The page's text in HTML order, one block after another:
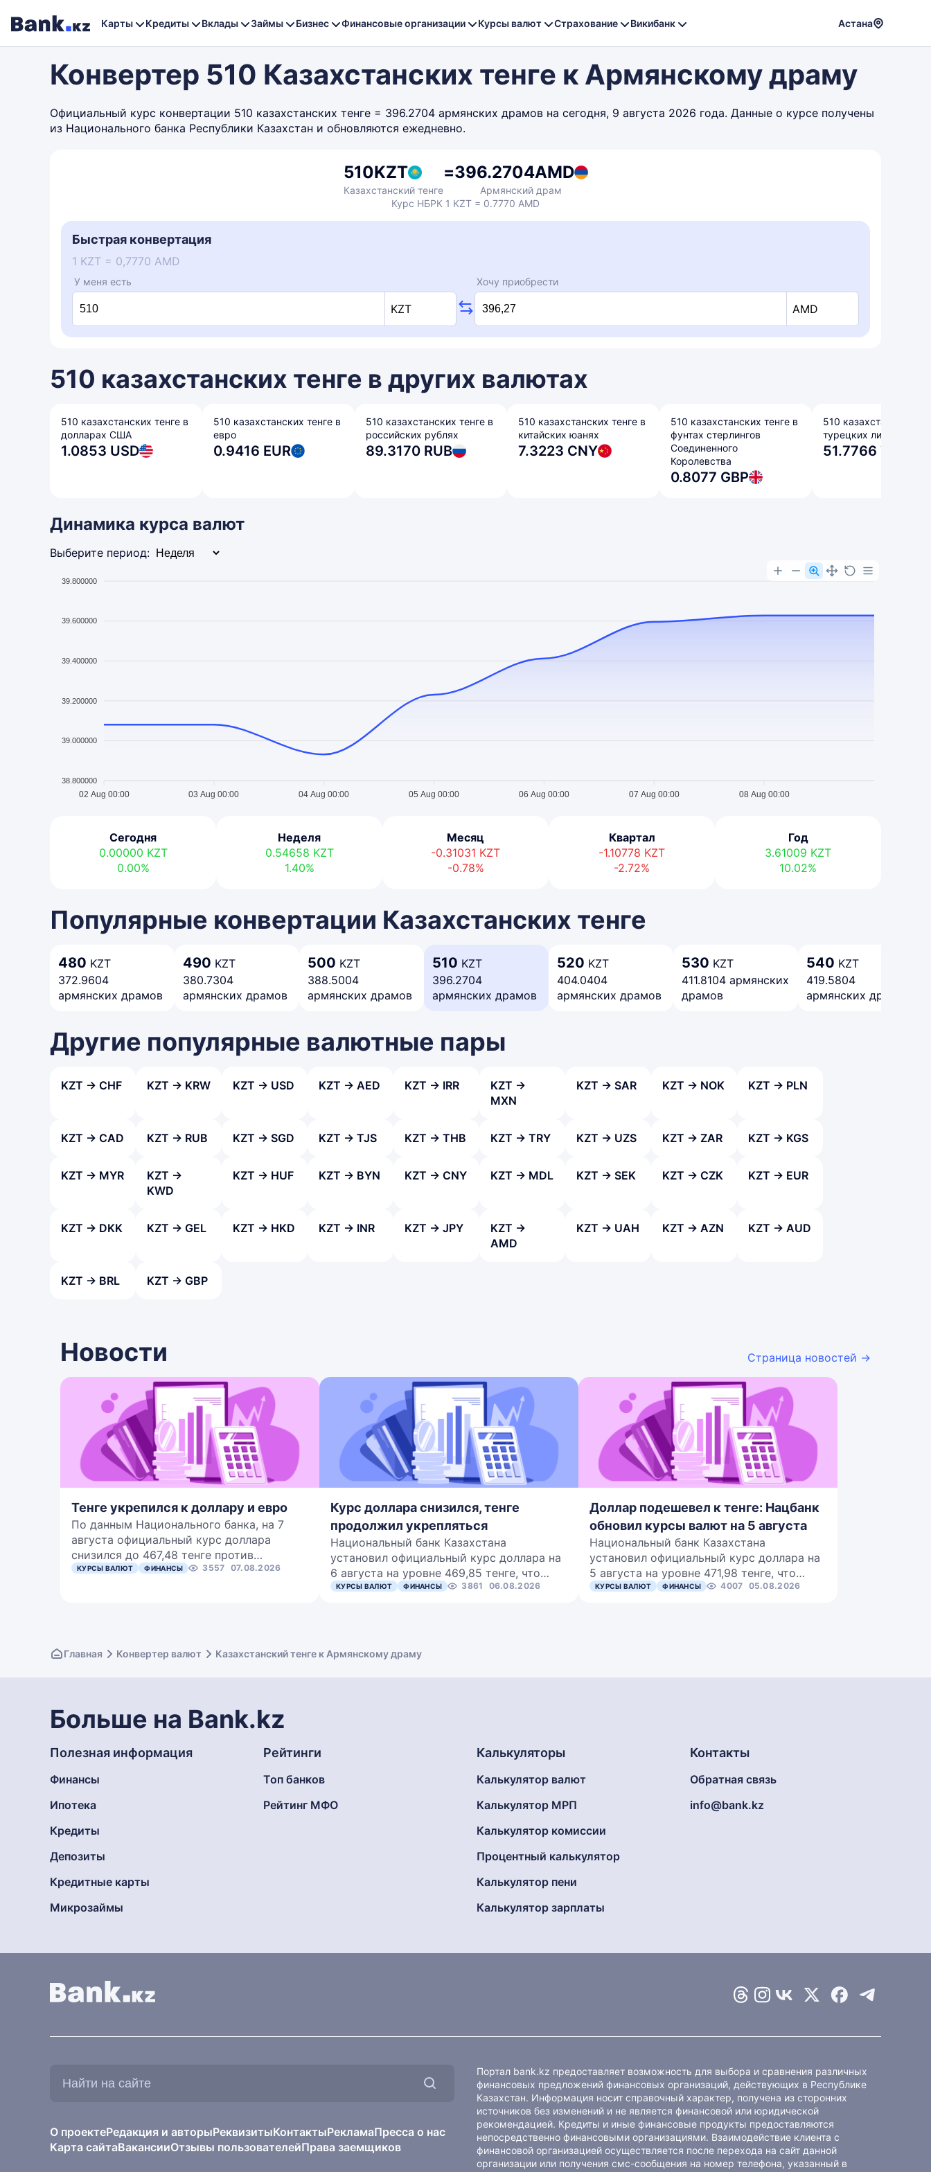
Карты Кредиты Вклады Займы Бизнес Финансовые организации Курсы валют Страхование Викибанк Астана
Конвертер 510 Казахстанских тенге к Армянскому драму
Официальный курс конвертации 510 казахстанских тенге = 396.2704 армянских драмов на сегодня, 9 августа 2026 года. Данные о курсе получены
из Национального банка Республики Казахстан и обновляются ежедневно.
510KZT
Казахстанский тенге
=396.2704AMD
Армянский драм
Курс НБРК 1 KZT = 0.7770 AMD
Быстрая конвертация
1 KZT = 0,7770 AMD
У меня есть
KZT
Хочу приобрести
AMD
510 казахстанских тенге в других валютах
510 казахстанских тенге в
долларах США
1.0853 USD
510 казахстанских тенге в
евро
0.9416 EUR
510 казахстанских тенге в
российских рублях
89.3170 RUB
510 казахстанских тенге в
китайских юанях
7.3223 CNY
510 казахстанских тенге в
фунтах стерлингов
Соединенного
Королевства
0.8077 GBP
510 казахстанских
турецких лирах
51.7766 TRY
Динамика курса валют
Выберите период:
39.800000
39.600000
39.400000
39.200000
39.000000
38.800000
02 Aug 00:00 03 Aug 00:00 04 Aug 00:00 05 Aug 00:00 06 Aug 00:00 07 Aug 00:00 08 Aug 00:00
Сегодня
0.00000 KZT
0.00%
Неделя
0.54658 KZT
1.40%
Месяц
-0.31031 KZT
-0.78%
Квартал
-1.10778 KZT
-2.72%
Год
3.61009 KZT
10.02%
Популярные конвертации Казахстанских тенге
480 KZT
372.9604
армянских драмов
490 KZT
380.7304
армянских драмов
500 KZT
388.5004
армянских драмов
510 KZT
396.2704
армянских драмов
520 KZT
404.0404
армянских драмов
530 KZT
411.8104 армянских
драмов
540 KZT
419.5804
армянских драмов
Другие популярные валютные пары
KZT → CHF KZT → KRW KZT → USD KZT → AED KZT → IRR
KZT →
MXN
KZT → SAR KZT → NOK KZT → PLN
KZT → CAD KZT → RUB KZT → SGD KZT → TJS KZT → THB KZT → TRY KZT → UZS KZT → ZAR KZT → KGS
KZT → MYR
KZT →
KWD
KZT → HUF KZT → BYN KZT → CNY KZT → MDL KZT → SEK KZT → CZK KZT → EUR
KZT → DKK KZT → GEL KZT → HKD KZT → INR KZT → JPY
KZT →
AMD
KZT → UAH KZT → AZN KZT → AUD
KZT → BRL KZT → GBP
Новости Страница новостей →
Тенге укрепился к доллару и евро
По данным Национального банка, на 7
августа официальный курс доллара
снизился до 467,48 тенге против…
КУРСЫ ВАЛЮТ ФИНАНСЫ 3557 07.08.2026
Курс доллара снизился, тенге
продолжил укрепляться
Национальный банк Казахстана
установил официальный курс доллара на
6 августа на уровне 469,85 тенге, что…
КУРСЫ ВАЛЮТ ФИНАНСЫ 3861 06.08.2026
Доллар подешевел к тенге: Нацбанк
обновил курсы валют на 5 августа
Национальный банк Казахстана
установил официальный курс доллара на
5 августа на уровне 471,98 тенге, что…
КУРСЫ ВАЛЮТ ФИНАНСЫ 4007 05.08.2026
Главная Конвертер валют Казахстанский тенге к Армянскому драму
Больше на Bank.kz
Полезная информация
Финансы
Ипотека
Кредиты
Депозиты
Кредитные карты
Микрозаймы
Рейтинги
Топ банков
Рейтинг МФО
Калькуляторы
Калькулятор валют
Калькулятор МРП
Калькулятор комиссии
Процентный калькулятор
Калькулятор пени
Калькулятор зарплаты
Контакты
Обратная связь
info@bank.kz
О проектеРедакция и авторыРеквизитыКонтактыРекламаПресса о нас
Карта сайтаВакансииОтзывы пользователейПрава заемщиков
Портал bank.kz предоставляет возможность для выбора и сравнения различных
финансовых предложений финансовых организаций, действующих в Республике
Казахстан. Информация носит справочный характер, получена из сторонних
источников без изменений и не является финансовой или юридической
рекомендацией. Кредиты и иные финансовые продукты предоставляются
непосредственно финансовыми организациями. Взаимодействие клиента с
финансовой организацией осуществляется после перехода на сайт данной
организации или получения смс-сообщения на номер телефона, указанный в